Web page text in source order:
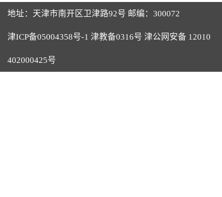
地址：天津市南开区卫津路92号 邮编：300072
津ICP备05004358号-1 津教备0316号 津公网安备 12010
402000425号